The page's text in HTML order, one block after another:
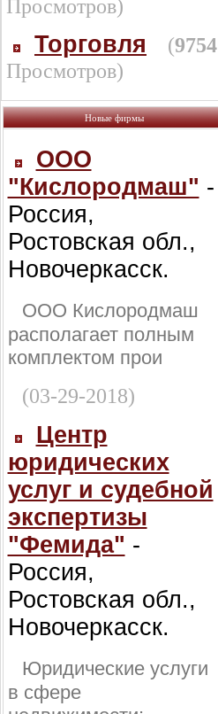
Просмотров)
Торговля (9754
Просмотров)
Новые фирмы
ООО
"Кислородмаш" -
Россия,
Ростовская обл.,
Новочеркасск.
ООО Кислородмаш
располагает полным
комплектом прои
(03-29-2018)
Центр
юридических
услуг и судебной
экспертизы
"Фемида" -
Россия,
Ростовская обл.,
Новочеркасск.
Юридические услуги
в сфере